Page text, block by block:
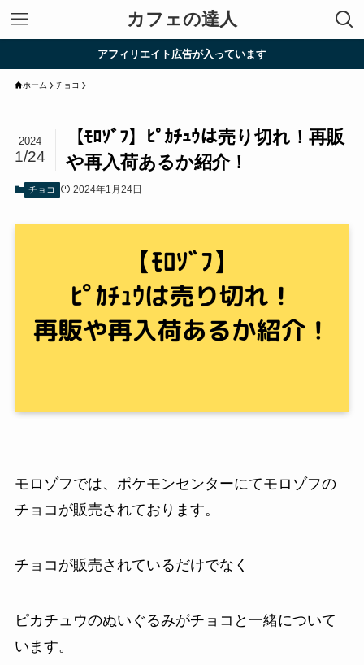
カフェの達人
アフィリエイト広告が入っています
ホーム チョコ
【ﾓﾛｿﾞﾌ】ﾋﾟｶﾁｭｳは売り切れ！再販
や再入荷あるか紹介！
2024
1/24
チョコ 2024年1月24日
モロゾフでは、ポケモンセンターにてモロゾフの
チョコが販売されております。
チョコが販売されているだけでなく
ピカチュウのぬいぐるみがチョコと一緒について
います。